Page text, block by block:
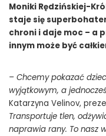
Moniki Rędzińskiej-
staje się
chroni i daje moc – a
innym może być
– Chcemy pokazać
wyjątkowym, a
Katarzyna Velinov,
Transportuje tlen,
naprawia rany. To nasz